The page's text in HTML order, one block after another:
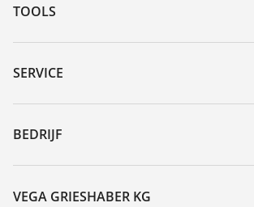
TOOLS
Downloads
Serienummer zoeken
DTM Collection/PACTware
SERVICE
Reparatieformulier instrument
Seminars
Bestendigheidslijst
BEDRIJF
Over VEGA
Contact
VEGA GRIESHABER KG